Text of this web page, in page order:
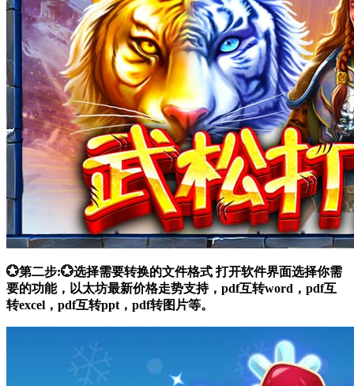
💮第二步:💮选择需要转换的文件格式 打开软件界面选择你需
要的功能，以太坊最新价格走势支持，pdf互转word，pdf互
转excel，pdf互转ppt，pdf转图片等。